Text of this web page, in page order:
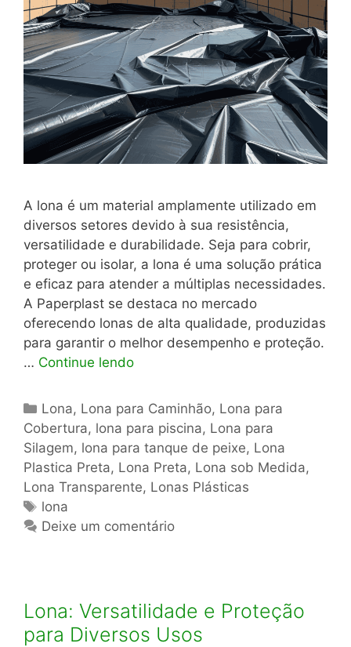
A lona é um material amplamente utilizado em
diversos setores devido à sua resistência,
versatilidade e durabilidade. Seja para cobrir,
proteger ou isolar, a lona é uma solução prática
e eficaz para atender a múltiplas necessidades.
A Paperplast se destaca no mercado
oferecendo lonas de alta qualidade, produzidas
para garantir o melhor desempenho e proteção.
… Continue lendo
Categorias
Lona, Lona para Caminhão, Lona para
Cobertura, lona para piscina, Lona para
Silagem, lona para tanque de peixe, Lona
Plastica Preta, Lona Preta, Lona sob Medida,
Lona Transparente, Lonas Plásticas
Tags
lona
Deixe um comentário
Lona: Versatilidade e Proteção
para Diversos Usos